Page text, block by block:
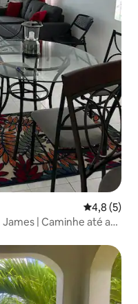
4,8 de
4,8 (5)
| Caminhe até a